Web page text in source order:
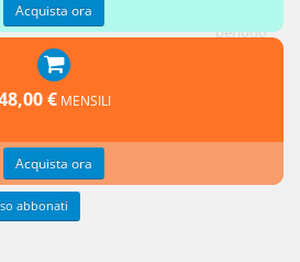
periodo
Acquista ora
€ MENSILI
Acquista ora
abbonati